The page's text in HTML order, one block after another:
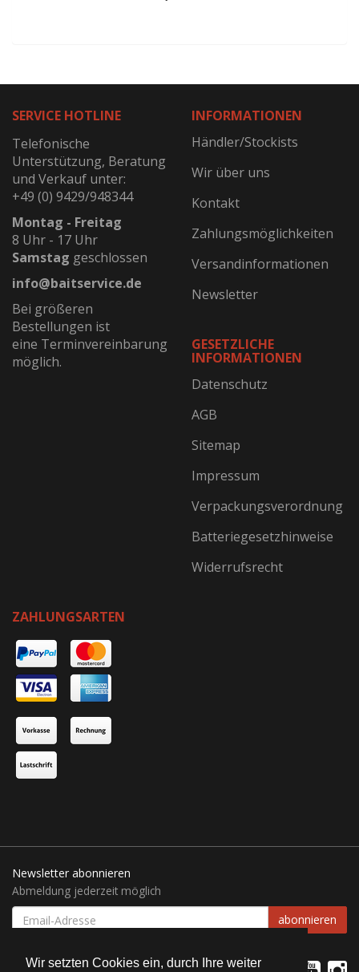
Wir setzten Cookies ein, durch Ihre weiter
SERVICE HOTLINE
Telefonische
Unterstützung, Beratung
und Verkauf unter:
+49 (0) 9429/948344
Montag - Freitag
8 Uhr - 17 Uhr
Samstag geschlossen
info@baitservice.de
Bei größeren
Bestellungen ist
eine Terminvereinbarung
möglich.
INFORMATIONEN
Händler/Stockists
Wir über uns
Kontakt
Zahlungsmöglichkeiten
Versandinformationen
Newsletter
GESETZLICHE
INFORMATIONEN
Datenschutz
AGB
Sitemap
Impressum
Verpackungsverordnung
Batteriegesetzhinweise
Widerrufsrecht
ZAHLUNGSARTEN
Newsletter abonnieren
Abmeldung jederzeit möglich
EMAIL-
ADRESSE
abonnieren